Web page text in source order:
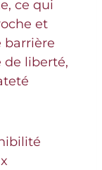
ce qui
et
barrière
de liberté,